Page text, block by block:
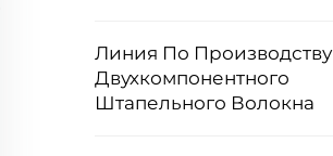
Линия По Производству
Двухкомпонентного
Штапельного Волокна